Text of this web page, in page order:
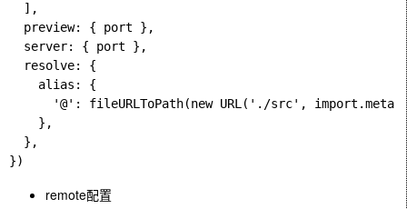
  ],
  preview: { port },
  server: { port },
  resolve: {
    alias: {
'@': fileURLToPath(new URL('./src',
    },
  },
remote配置